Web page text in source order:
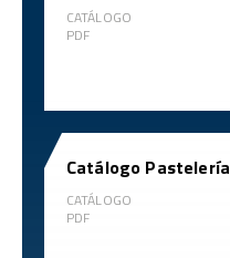
CATÁLOGO
PDF
Catálogo Pastelería
CATÁLOGO
PDF